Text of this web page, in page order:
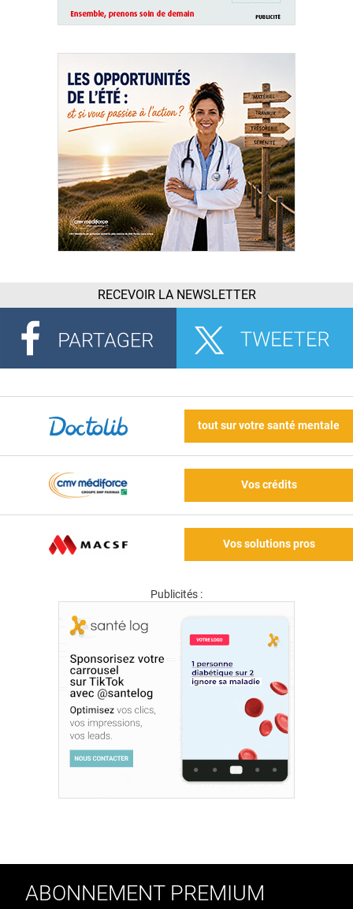
RECEVOIR LA NEWSLETTER
tout sur votre santé mentale
Vos crédits
Vos solutions pros
Publicités :
ABONNEMENT PREMIUM